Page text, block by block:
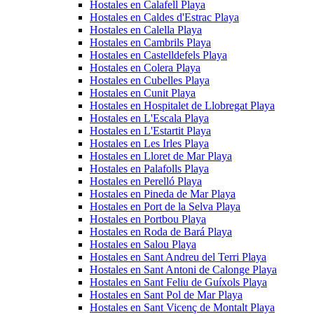
Hostales en Calafell Playa
Hostales en Caldes d'Estrac Playa
Hostales en Calella Playa
Hostales en Cambrils Playa
Hostales en Castelldefels Playa
Hostales en Colera Playa
Hostales en Cubelles Playa
Hostales en Cunit Playa
Hostales en Hospitalet de Llobregat Playa
Hostales en L'Escala Playa
Hostales en L'Estartit Playa
Hostales en Les Irles Playa
Hostales en Lloret de Mar Playa
Hostales en Palafolls Playa
Hostales en Perelló Playa
Hostales en Pineda de Mar Playa
Hostales en Port de la Selva Playa
Hostales en Portbou Playa
Hostales en Roda de Bará Playa
Hostales en Salou Playa
Hostales en Sant Andreu del Terri Playa
Hostales en Sant Antoni de Calonge Playa
Hostales en Sant Feliu de Guíxols Playa
Hostales en Sant Pol de Mar Playa
Hostales en Sant Vicenç de Montalt Playa